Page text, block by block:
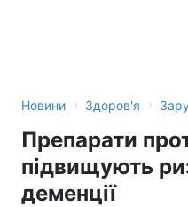
Новини › Здоров'я ›
Препарати
підвищують
деменції